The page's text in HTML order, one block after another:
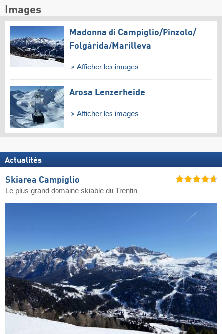
Images
Madonna di Campiglio/​Pinzolo/​
Folgàrida/​Marilleva
Afficher les images
Arosa Lenzerheide
Afficher les images
Actualités
Skiarea Campiglio
Le plus grand domaine skiable du Trentin